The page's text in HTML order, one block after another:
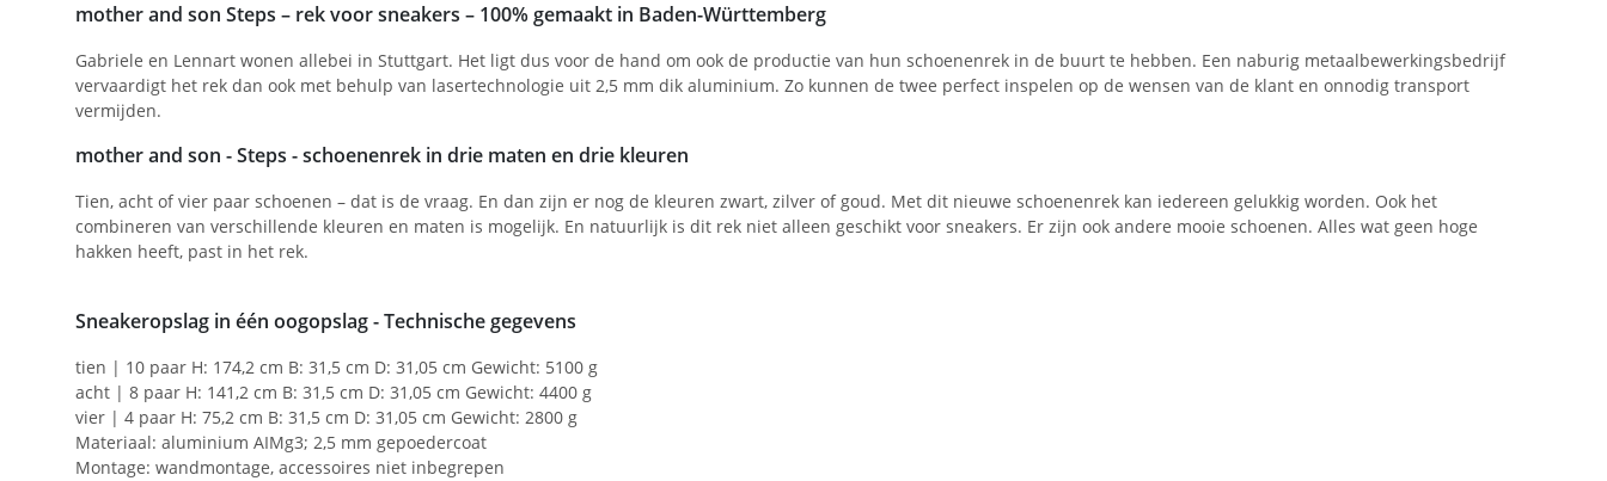
mother and son Steps – rek voor sneakers – 100% gemaakt in Baden-Württemberg
Gabriele en Lennart wonen allebei in Stuttgart. Het ligt dus voor de hand om ook de productie van hun schoenenrek in de buurt te hebben. Een naburig metaalbewerkingsbedrijf
vervaardigt het rek dan ook met behulp van lasertechnologie uit 2,5 mm dik aluminium. Zo kunnen de twee perfect inspelen op de wensen van de klant en onnodig transport
vermijden.
mother and son - Steps - schoenenrek in drie maten en drie kleuren
Tien, acht of vier paar schoenen – dat is de vraag. En dan zijn er nog de kleuren zwart, zilver of goud. Met dit nieuwe schoenenrek kan iedereen gelukkig worden. Ook het
combineren van verschillende kleuren en maten is mogelijk. En natuurlijk is dit rek niet alleen geschikt voor sneakers. Er zijn ook andere mooie schoenen. Alles wat geen hoge
hakken heeft, past in het rek.
Sneakeropslag in één oogopslag - Technische gegevens
tien | 10 paar H: 174,2 cm B: 31,5 cm D: 31,05 cm Gewicht: 5100 g
acht | 8 paar H: 141,2 cm B: 31,5 cm D: 31,05 cm Gewicht: 4400 g
vier | 4 paar H: 75,2 cm B: 31,5 cm D: 31,05 cm Gewicht: 2800 g
Materiaal: aluminium AIMg3; 2,5 mm gepoedercoat
Montage: wandmontage, accessoires niet inbegrepen